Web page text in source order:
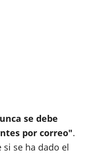
se debe
por correo".
se ha dado el